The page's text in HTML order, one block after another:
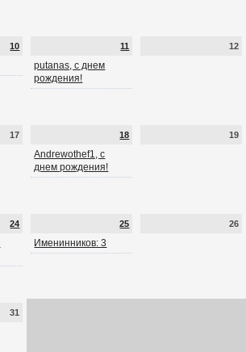
10 11
putanas, с днем
рождения!
12
17 18
Andrewothef1, с
днем рождения!
19
24 25
Именинников: 3
26
31